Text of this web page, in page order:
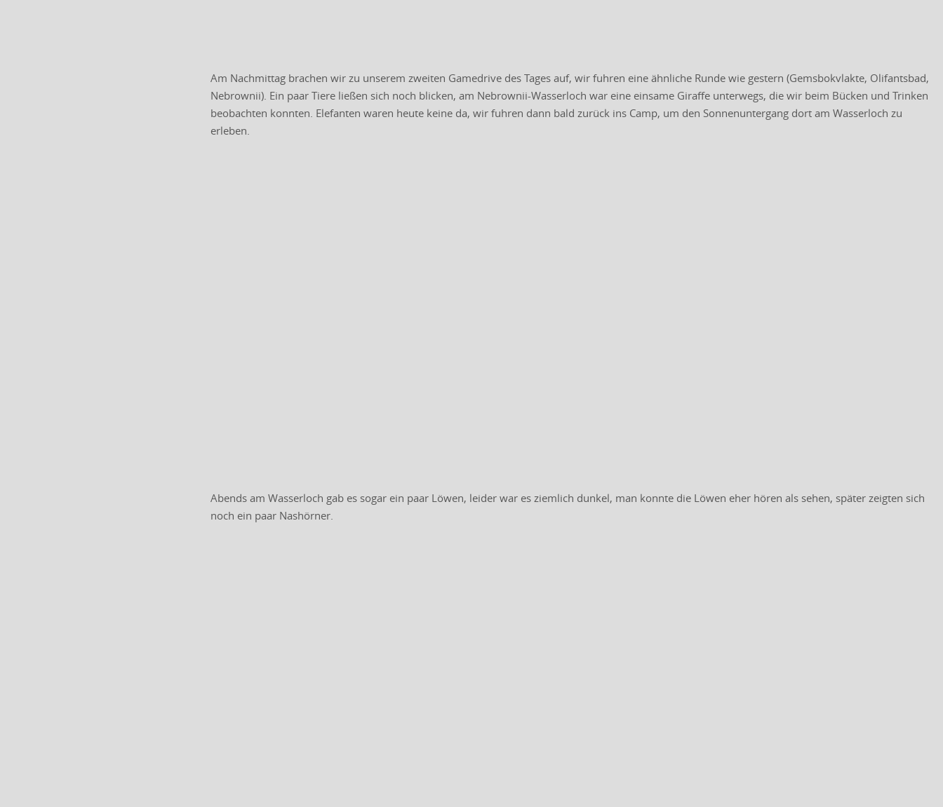
Am Nachmittag brachen wir zu unserem zweiten Gamedrive des Tages auf, wir fuhren eine ähnliche Runde wie gestern (Gemsbokvlakte, Olifantsbad,
Nebrownii). Ein paar Tiere ließen sich noch blicken, am Nebrownii-Wasserloch war eine einsame Giraffe unterwegs, die wir beim Bücken und Trinken
beobachten konnten. Elefanten waren heute keine da, wir fuhren dann bald zurück ins Camp, um den Sonnenuntergang dort am Wasserloch zu
erleben.
Abends am Wasserloch gab es sogar ein paar Löwen, leider war es ziemlich dunkel, man konnte die Löwen eher hören als sehen, später zeigten sich
noch ein paar Nashörner.